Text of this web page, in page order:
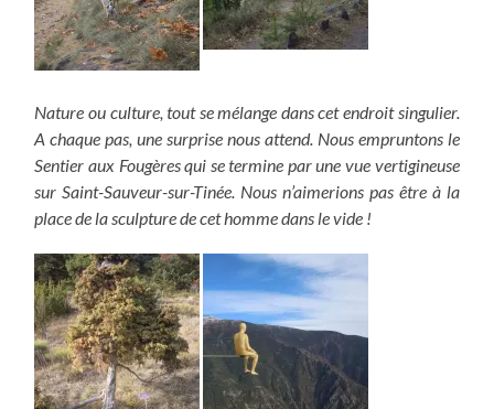
Nature ou culture, tout se mélange dans cet endroit singulier.
A chaque pas, une surprise nous attend. Nous empruntons le
Sentier aux Fougères qui se termine par une vue vertigineuse
sur Saint-Sauveur-sur-Tinée. Nous n’aimerions pas être à la
place de la sculpture de cet homme dans le vide !